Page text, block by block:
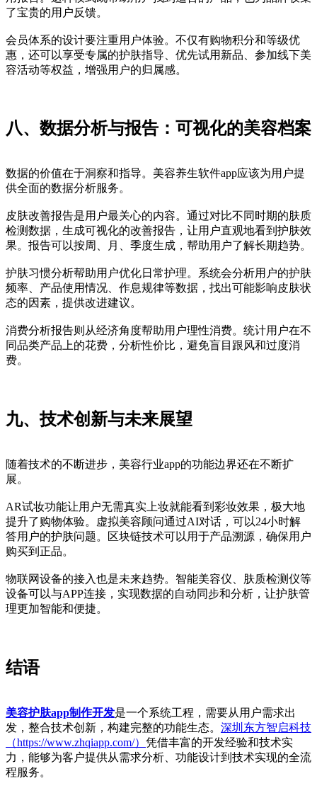
了宝贵的用户反馈。
会员体系的设计要注重用户体验。不仅有购物积分和等级优
惠，还可以享受专属的护肤指导、优先试用新品、参加线下美
容活动等权益，增强用户的归属感。
八、数据分析与报告：可视化的美容档案
数据的价值在于洞察和指导。美容养生软件app应该为用户提
供全面的数据分析服务。
皮肤改善报告是用户最关心的内容。通过对比不同时期的肤质
检测数据，生成可视化的改善报告，让用户直观地看到护肤效
果。报告可以按周、月、季度生成，帮助用户了解长期趋势。
护肤习惯分析帮助用户优化日常护理。系统会分析用户的护肤
频率、产品使用情况、作息规律等数据，找出可能影响皮肤状
态的因素，提供改进建议。
消费分析报告则从经济角度帮助用户理性消费。统计用户在不
同品类产品上的花费，分析性价比，避免盲目跟风和过度消
费。
九、技术创新与未来展望
随着技术的不断进步，美容行业app的功能边界还在不断扩
展。
AR试妆功能让用户无需真实上妆就能看到彩妆效果，极大地
提升了购物体验。虚拟美容顾问通过AI对话，可以24小时解
答用户的护肤问题。区块链技术可以用于产品溯源，确保用户
购买到正品。
物联网设备的接入也是未来趋势。智能美容仪、肤质检测仪等
设备可以与APP连接，实现数据的自动同步和分析，让护肤管
理更加智能和便捷。
结语
美容护肤app制作开发是一个系统工程，需要从用户需求出
发，整合技术创新，构建完整的功能生态。 深圳东方智启科技
（https://www.zhqiapp.com/） 凭借丰富的开发经验和技术实
力，能够为客户提供从需求分析、功能设计到技术实现的全流
程服务。